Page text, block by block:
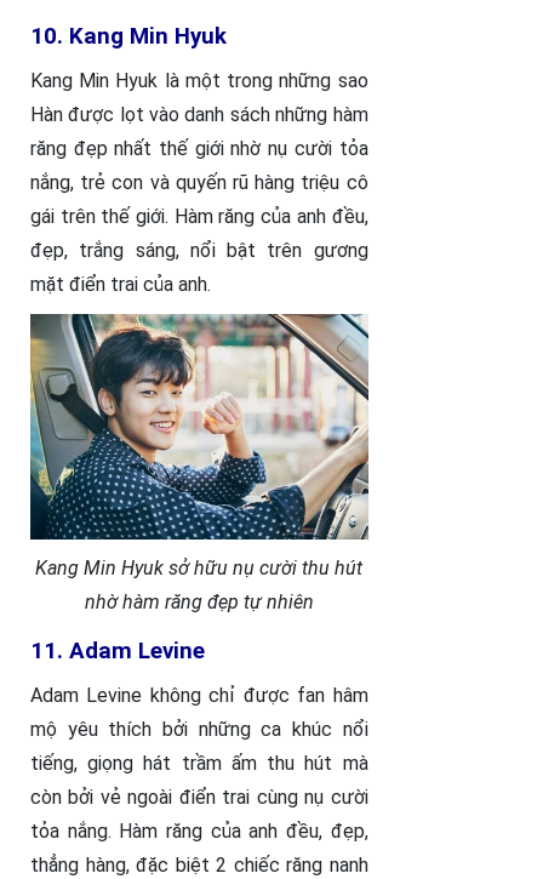
10. Kang Min Hyuk
Kang Min Hyuk là một trong những sao
Hàn được lọt vào danh sách những hàm
răng đẹp nhất thế giới nhờ nụ cười tỏa
nắng, trẻ con và quyến rũ hàng triệu cô
gái trên thế giới. Hàm răng của anh đều,
đẹp, trắng sáng, nổi bật trên gương
mặt điển trai của anh.
Kang Min Hyuk sở hữu nụ cười thu hút
nhờ hàm răng đẹp tự nhiên
11. Adam Levine
Adam Levine không chỉ được fan hâm
mộ yêu thích bởi những ca khúc nổi
tiếng, giọng hát trầm ấm thu hút mà
còn bởi vẻ ngoài điển trai cùng nụ cười
tỏa nắng. Hàm răng của anh đều, đẹp,
thẳng hàng, đặc biệt 2 chiếc răng nanh